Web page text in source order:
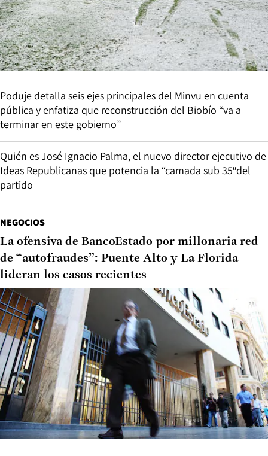
Poduje detalla seis ejes principales del Minvu en cuenta
pública y enfatiza que reconstrucción del Biobío “va a
terminar en este gobierno”
Quién es José Ignacio Palma, el nuevo director ejecutivo de
Ideas Republicanas que potencia la “camada sub 35″del
partido
NEGOCIOS
La ofensiva de BancoEstado por millonaria red
de “autofraudes”: Puente Alto y La Florida
lideran los casos recientes